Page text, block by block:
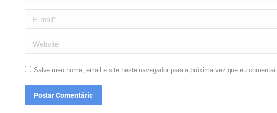
E-mail *
Website
Salve meu nome, email e site neste navegador para a próxima vez que eu comentar.
Postar Comentário